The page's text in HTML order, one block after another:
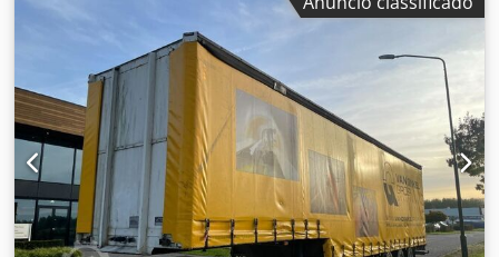
contacte Christian Theißen. Fabricante: Faymonville Tipo:
STN-3UB Ano de fabrico: 2013 Tipo de produto: Usado
Dados: Primeiro registo: 13.02.2013 Número de eixos: 3
Dimensões totais (C x L x A): 13,50 x 2,55 x 4,00 m Peso em
vazio: 10.900 kg Peso bruto total autorizado: 42.000 kg
Características especiais: Semirreboque, plataforma
rebaixada normal, eixo com direção de arrasto, o veículo
só pode ser utilizado atrás de um veículo trator com
ligação de tomada, conforme a norma ISO 7638 (5 ou 7
polos). Localização: 45143 Essen Observação: Disponível
imediatamente Cjdpfx Aijznk Rto Sjha